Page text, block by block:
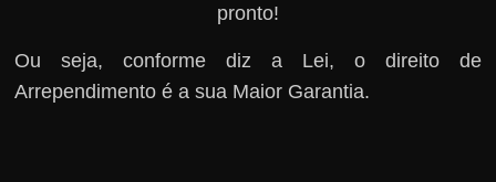
pronto!
Ou seja, conforme diz a Lei, o direito de
Arrependimento é a sua Maior Garantia.